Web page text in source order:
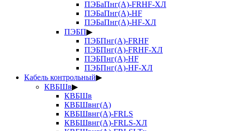
ПЭБаПнг(А)-FRHF-ХЛ
ПЭБаПнг(А)-HF
ПЭБаПнг(А)-HF-ХЛ
ПЭБП▶
ПЭБПнг(А)-FRHF
ПЭБПнг(А)-FRHF-ХЛ
ПЭБПнг(А)-HF
ПЭБПнг(А)-HF-ХЛ
Кабель контрольный▶
КВБШв▶
КВБШв
КВБШвнг(А)
КВБШвнг(А)-FRLS
КВБШвнг(А)-FRLS-ХЛ